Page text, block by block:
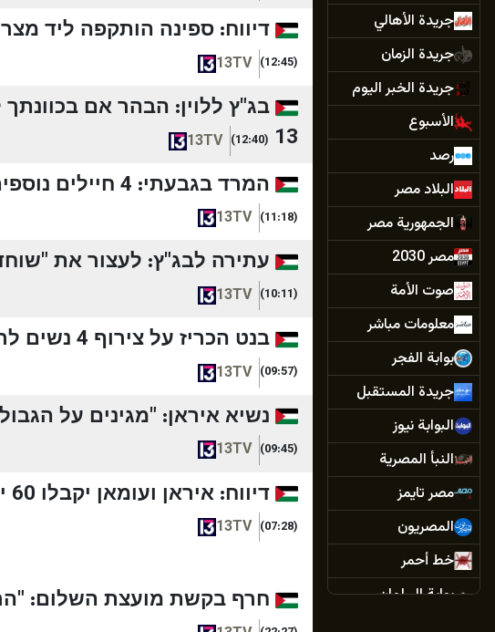
جريدة الأهالي
جريدة الزمان
جريدة الخبر اليوم
الأسبوع
رصد
البلاد مصر
الجمهورية مصر
مصر 2030
صوت الأمة
معلومات مباشر
بوابة الفجر
جريدة المستقبل
البوابة نيوز
النبأ المصرية
مصر تايمز
المصريون
خط أحمر
بوابة البرلمان
דיווח: ספינה הותקפה ליד
(12:45)
13TV
בג"ץ ללוין: הבהר אם
13
(12:40)
13TV
המרד בגבעתי: 4 חיילים נוספים נשפטו למחבוש והודחו מלחימה | חדשות 13
(11:18)
13TV
עתירה לבג"ץ: לעצור את
(10:11)
13TV
בנט הכריז על צירוף 4 נשים לרשימת "ביחד": "חיזוק משמעותי" | חדשות 13
(09:57)
13TV
נשיא איראן: "מגינים על
(09:45)
13TV
דיווח: איראן ועומאן יקבלו 60 יום לגבש את המנגנון בהורמוז | חדשות 13
(07:28)
13TV
חרף בקשת מועצת השלום: